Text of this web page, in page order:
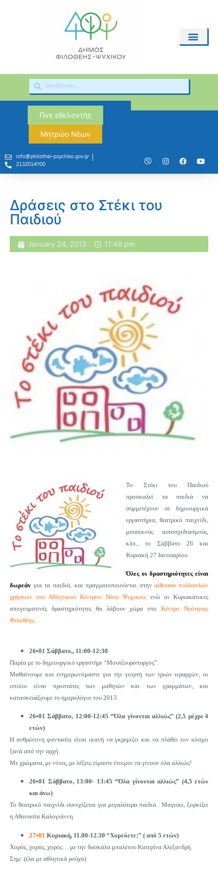
Γίνε εθελοντής
Μητρώο Νέων
info@philothei-psychiko.gov.gr
2132014700
Δράσεις στο Στέκι του
Παιδιού
January 24, 2013 11:46 pm
Το Στέκι του Παιδιού
προσκαλεί τα παιδιά να
συμμετέχουν σε δημιουργικά
εργαστήρια, θεατρικό παιχνίδι,
μουσικούς αυτοσχεδιασμούς,
κλπ., το Σάββατο 26 και
Κυριακή 27 Ιανουαρίου.
Όλες οι δραστηριότητες είναι
δωρεάν για τα παιδιά, και πραγματοποιούνται στηναίθουσα πολλαπλών
χρήσεων του Αθλητικού Κέντρου Νέου Ψυχικού, ενώ οι Κυριακάτικες
απογευματινές δραστηριότητες θα λάβουν χώρα στοΚέντρο Νεότητας
Φιλοθέης.
26•01 Σάββατο,, 11:00-12:30
Παρέα με το δημιουργικό εργαστήρι “Μουτζουρόπυργος”.
Μαθαίνουμε και ενημερωνόμαστε για την γιορτή των τριών ιεραρχών, οι
οποίοι είναι προστάτες των μαθητών και των γραμμάτων, και
κατασκευάζουμε το ημερολόγιο του 2013.
26•01 Σάββατο, 12:00-12:45 “Όλα γίνονται αλλιώς” (2,5 μέχρι 4
ετών)
Η ανθρώπινη φαντασία είναι ικανή να γκρεμίζει και να πλάθει τον κόσμο
ξανά από την αρχή.
Με χρώματα, με νότες, με λέξεις είμαστε έτοιμοι να γίνουν όλα αλλιώς!
26•01 Σάββατο, 13:00- 13:45 “Όλα γίνονται αλλιώς” (4,5 ετών
και άνω)
Το θεατρικό παιχνίδι συνεχίζεται για μεγαλύτερα παιδιά . Μαγεύει, ξορκίζει
η Αθανασία Καλογιάννη
27•01 Κυριακή, 11.00-12.30 “Χορεύετε;” ( από 5 ετών)
Χορός, χορός, χορός… με την δασκάλα μπαλέτου Κατερίνα Αλεξανδρή.
Σημ: (έλα με αθλητικά ρούχα)